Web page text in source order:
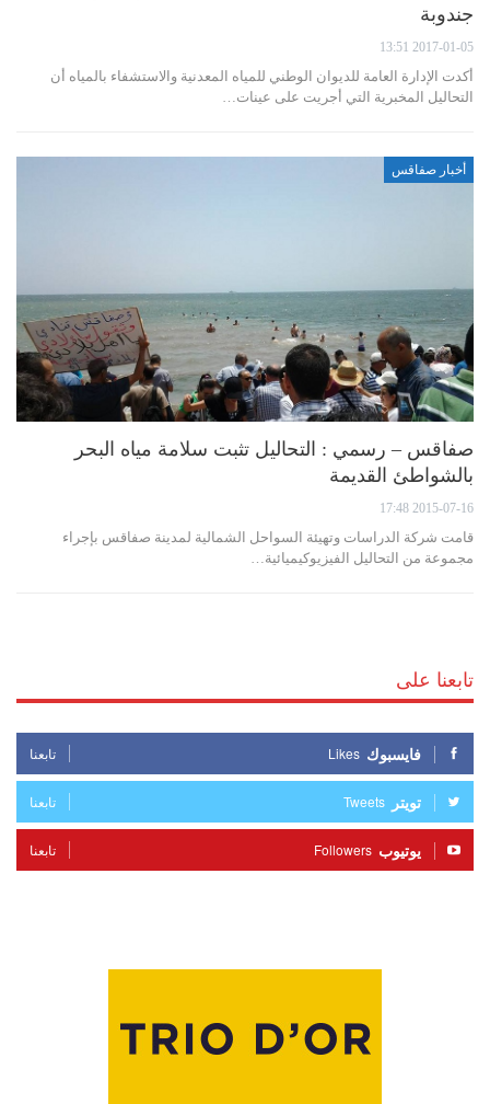
جندوبة
2017-01-05 13:51
أكدت الإدارة العامة للديوان الوطني للمياه المعدنية والاستشفاء بالمياه أن
التحاليل المخبرية التي أجريت على عينات…
أخبار صفاقس
صفاقس – رسمي : التحاليل تثبت سلامة مياه البحر
بالشواطئ القديمة
2015-07-16 17:48
قامت شركة الدراسات وتهيئة السواحل الشمالية لمدينة صفاقس بإجراء
مجموعة من التحاليل الفيزيوكيميائية…
تابعنا على
فايسبوك Likes تابعنا
تويتر Tweets تابعنا
يوتيوب Followers تابعنا